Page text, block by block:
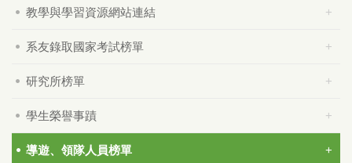
教學與學習資源網站連結
系友錄取國家考試榜單
研究所榜單
學生榮譽事蹟
導遊、領隊人員榜單